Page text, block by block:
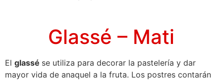
Glassé – Mati
El glassé se utiliza para decorar la pastelería y dar
mayor vida de anaquel a la fruta. Los postres contarán